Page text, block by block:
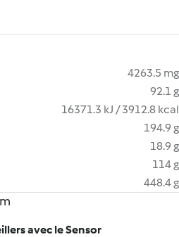
4263.5 mg
92.1 g
16371.3 kJ / 3912.8 kcal
194.9 g
18.9 g
114 g
448.4 g
avec le Sensor